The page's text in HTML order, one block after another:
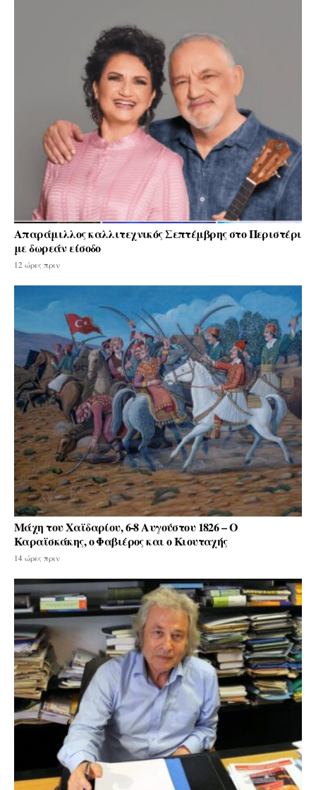
Απαράμιλλος καλλιτεχνικός Σεπτέμβρης στο Περιστέρι
με δωρεάν είσοδο
12 ώρες πριν
Μάχη του Χαϊδαρίου, 6-8 Αυγούστου 1826 – Ο
Καραϊσκάκης, ο Φαβιέρος και ο Κιουταχής
14 ώρες πριν